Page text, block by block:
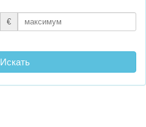
€
Искать